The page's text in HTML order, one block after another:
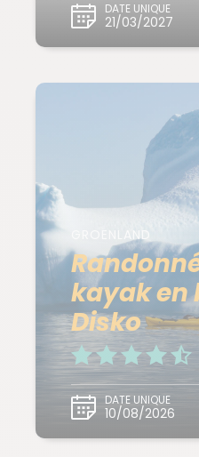
DATE UNIQUE
21/03/2027
GROENLAND
kayak en
Disko
DATE UNIQUE
10/08/2026